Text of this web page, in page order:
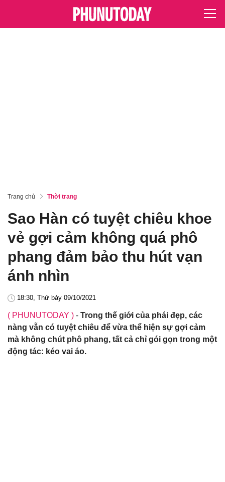
Trang chủ Thời trang
Sao Hàn có tuyệt chiêu khoe
vẻ gợi cảm không quá phô
phang đảm bảo thu hút vạn
ánh nhìn
18:30, Thứ bảy 09/10/2021
( PHUNUTODAY ) - Trong thế giới của phái đẹp, các
nàng vẫn có tuyệt chiêu để vừa thể hiện sự gợi cảm
mà không chút phô phang, tất cả chỉ gói gọn trong một
động tác: kéo vai áo.